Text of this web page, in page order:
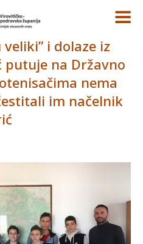
i dolaze iz
putuje na Državno
nema
im načelnik